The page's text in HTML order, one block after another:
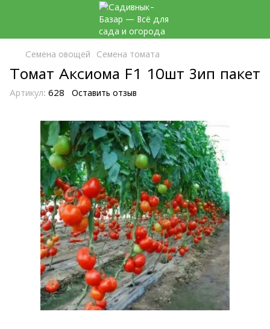
Семена овощей Семена томата
Томат Аксиома F1 10шт Зип пакет
Артикул: 628 Оставить отзыв